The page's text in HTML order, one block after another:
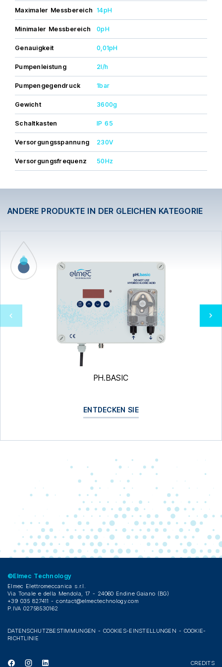
Jahres-Garantie abgedeckt ist, die nur gültig ist, wenn die
Installation und Inbetriebnahme von einem autorisierten
Fachmann durchgeführt wurde.
Maximaler Messbereich 14pH
Minimaler Messbereich 0pH
Genauigkeit 0,01pH
Pumpenleistung 2l/h
Pumpengegendruck 1bar
Gewicht 3600g
Schaltkasten IP 65
Versorgungsspannung 230V
Versorgungsfrequenz 50Hz
ANDERE PRODUKTE IN DER GLEICHEN KATEGORIE
PH.BASIC
ENTDECKEN SIE
©Elmec Technology
Elmec Elettromeccanica s.r.l.
Via Tonale e della Mendola, 17 - 24060 Endine Gaiano (BG)
+39 035 827411 -contact@elmectechnology.com
P.IVA 02758530162
DATENSCHUTZBESTIMMUNGEN-COOKIES-EINSTELLUNGEN - COOKIE-
RICHTLINIE
CREDITS